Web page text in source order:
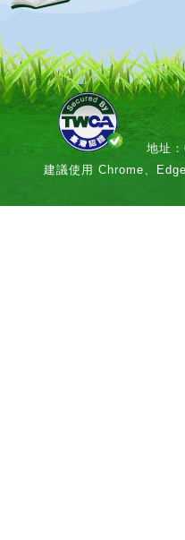
地址
建議使用 Chrome、